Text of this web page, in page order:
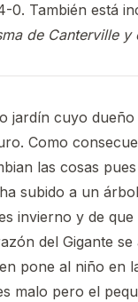
También está
de Canterville y
jardín cuyo dueño
Como
las cosas
subido a un
invierno y de
del Gigante se
pone al niño en
malo pero el